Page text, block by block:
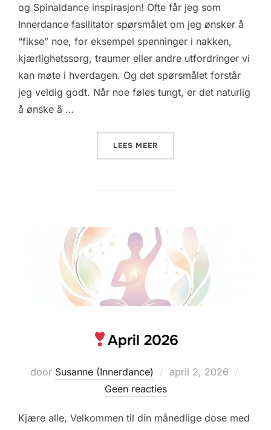
og Spinaldance inspirasjon! Ofte får jeg som
Innerdance fasilitator spørsmålet om jeg ønsker å
“fikse” noe, for eksempel spenninger i nakken,
kjærlighetssorg, traumer eller andre utfordringer vi
kan møte i hverdagen. Og det spørsmålet forstår
jeg veldig godt. Når noe føles tungt, er det naturlig
å ønske å …
LEES MEER
April 2026
door Susanne (Innerdance)
Geplaatst
april 2, 2026
Geen reacties
Kjære alle, Velkommen til din månedlige dose med